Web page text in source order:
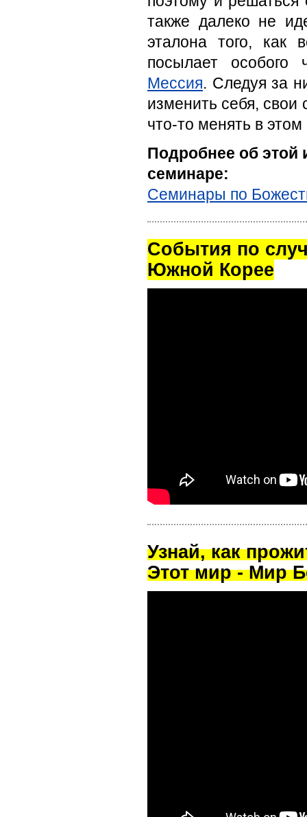
также далеко не
эталона того,
посылает особого
Мессия. Следуя за
изменить себя,
что-то менять в
Подробнее об этой
семинаре:
Семинары по
Cобытия по
Южной Корее
Узнай, как
Этот мир - Мир